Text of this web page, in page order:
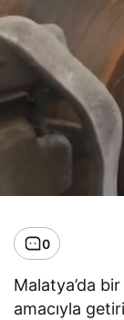
0
Malatya’da
amacıyla